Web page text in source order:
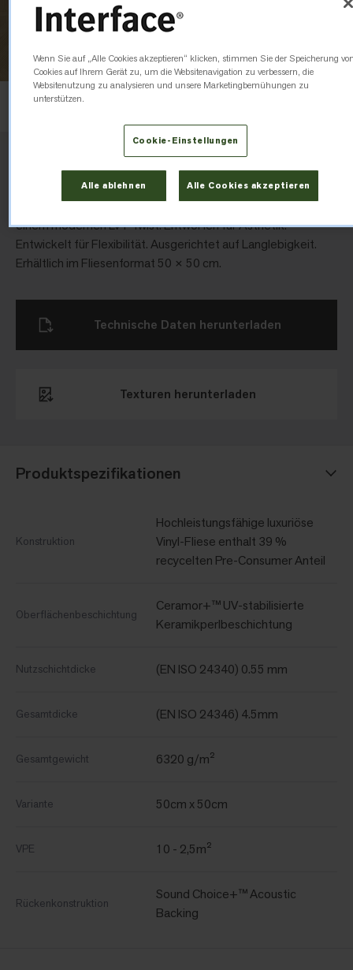
Verlegerichtung
Cut & Form
Cut & Form™ verbindet den zeitlosen Parkett-Look mit
einem modernen LVT-Twist. Entworfen für Ästhetik.
Entwickelt für Flexibilität. Ausgerichtet auf Langlebigkeit.
Erhältlich im Fliesenformat 50 × 50 cm.
Produktspezifikationen
Konstruktion
Hochleistungsfähige luxuriöse
Vinyl-Fliese enthalt 39 %
recycelten Pre-Consumer Anteil
Oberflächenbeschichtung
Ceramor+™ UV-stabilisierte
Keramikperlbeschichtung
Nutzschichtdicke (EN ISO 24340) 0.55 mm
Gesamtdicke (EN ISO 24346) 4.5mm
Gesamtgewicht 6320 g/m²
Variante 50cm x 50cm
VPE 10 - 2,5m²
Rückenkonstruktion
Sound Choice+™ Acoustic
Backing
Texturen herunterladen​
Technische Daten herunterladen
Wenn Sie auf „Alle Cookies akzeptieren“ klicken, stimmen Sie der Speicherung
Cookies auf Ihrem Gerät zu, um die Websitenavigation zu verbessern, die
Websitenutzung zu analysieren und unsere Marketingbemühungen zu
unterstützen.
Cookie-Einstellungen
Alle ablehnen Alle Cookies akzeptieren